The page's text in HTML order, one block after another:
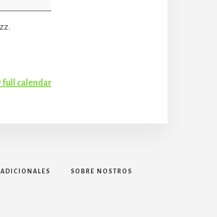
full calendar
SOBRE NOSTROS